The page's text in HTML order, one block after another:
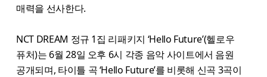
매력을 선사한다.
NCT DREAM 정규 1집 리패키지 ‘Hello Future’(헬로우
퓨처)는 6월 28일 오후 6시 각종 음악 사이트에서 음원
공개되며, 타이틀 곡 ‘Hello Future’를 비롯해 신곡 3곡이